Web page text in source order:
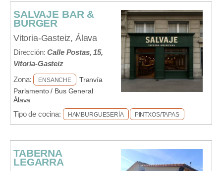
SALVAJE BAR &
BURGER
Vitoria-Gasteiz, Álava
Dirección:Calle Postas, 15,
Vitoria-Gasteiz
Zona:
ENSANCHE
Tranvía
Parlamento / Bus General
Álava
Tipo de cocina:
HAMBURGUESERÍA PINTXOS/TAPAS
TABERNA
LEGARRA